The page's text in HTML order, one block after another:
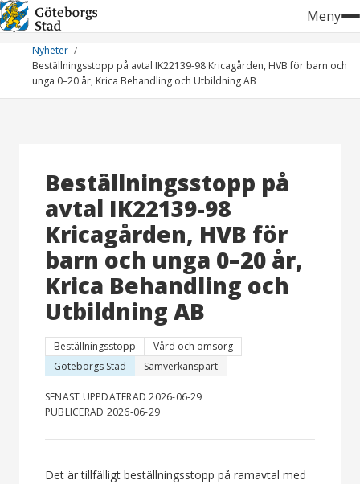
Hoppa
till
innehåll
Meny
Nyheter
Beställningsstopp på avtal IK22139-98 Kricagården, HVB för barn och
unga 0–20 år, Krica Behandling och Utbildning AB
Beställningsstopp på
avtal IK22139-98
Kricagården, HVB för
barn och unga 0–20 år,
Krica Behandling och
Utbildning AB
Beställningsstopp
Vård och omsorg
Göteborgs Stad
Samverkanspart
SENAST UPPDATERAD 2026-06-29
PUBLICERAD 2026-06-29
Det är tillfälligt beställningsstopp på ramavtal med